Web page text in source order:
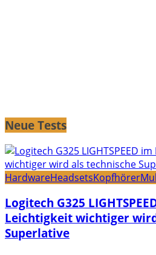
Neue Tests
HardwareHeadsetsKopfhörer
Logitech G325
Leichtigkeit wichtiger
Superlative